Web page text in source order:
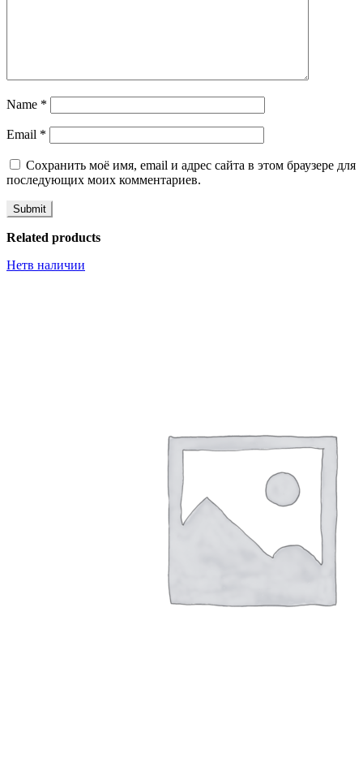
Name *
Email *
Сохранить моё имя, email и адрес сайта в этом браузере для
последующих моих комментариев.
Related products
Нетв наличии